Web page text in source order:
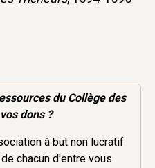
du Collège des
dons ?
à but non lucratif
chacun d'entre vous.